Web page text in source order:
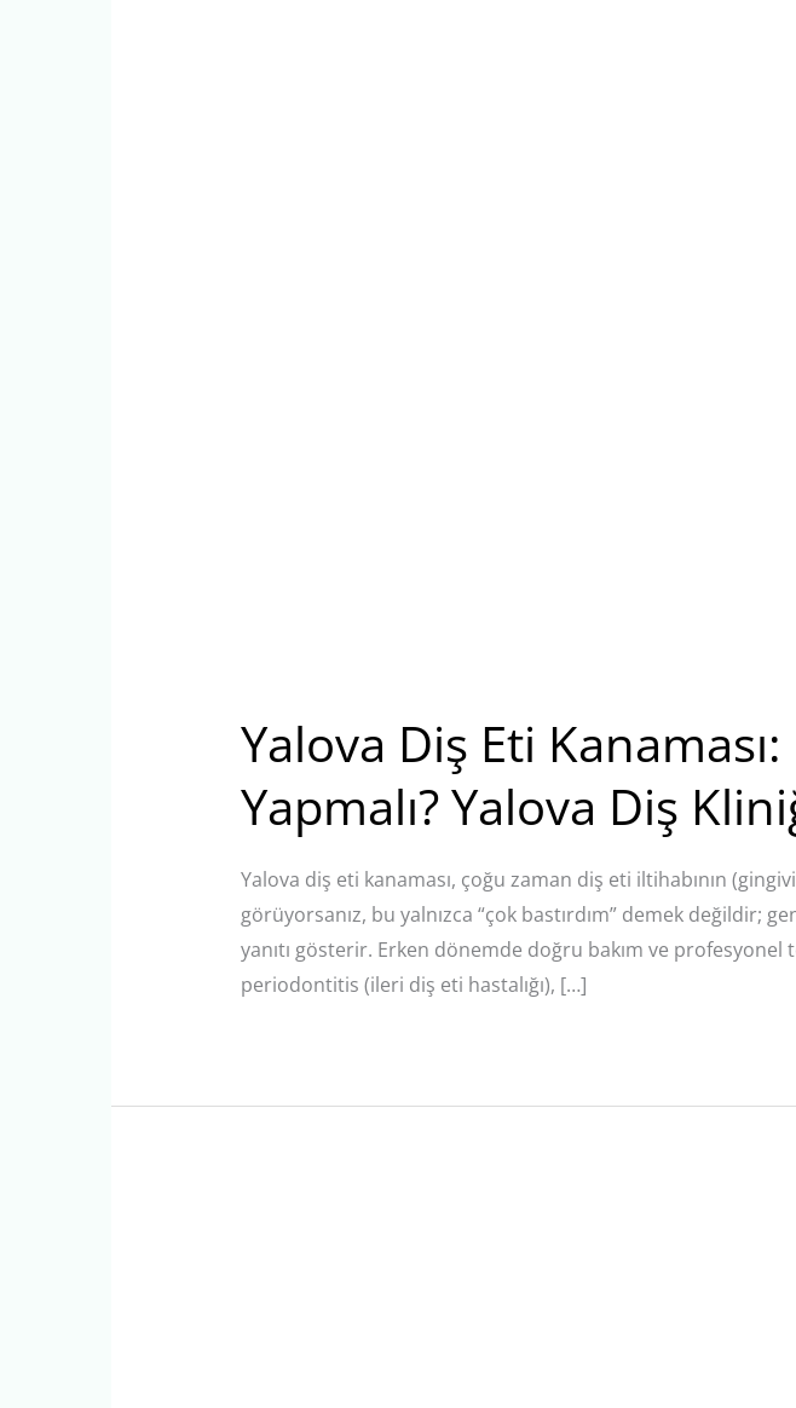
Yalova Diş Eti
Yapmalı? Yalova Diş
Yalova diş eti kanaması, çoğu zaman diş eti iltihabının
görüyorsanız, bu yalnızca “çok bastırdım” demek değildir;
yanıtı gösterir. Erken dönemde doğru bakım ve
periodontitis (ileri diş eti hastalığı), […]